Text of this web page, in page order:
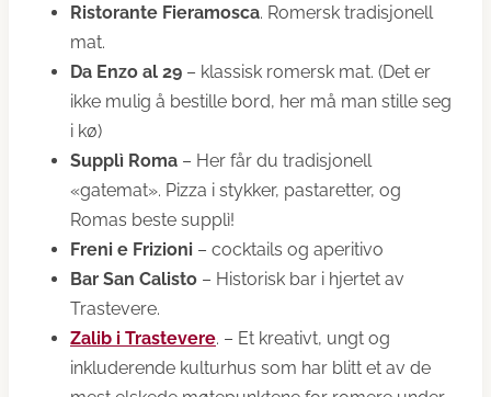
Ristorante Fieramosca. Romersk tradisjonell
mat.
Da Enzo al 29 – klassisk romersk mat. (Det er
ikke mulig å bestille bord, her må man stille seg
i kø)
Supplì Roma – Her får du tradisjonell
«gatemat». Pizza i stykker, pastaretter, og
Romas beste supplì!
Freni e Frizioni – cocktails og aperitivo
Bar San Calisto – Historisk bar i hjertet av
Trastevere.
Zalib i Trastevere. – Et kreativt, ungt og
inkluderende kulturhus som har blitt et av de